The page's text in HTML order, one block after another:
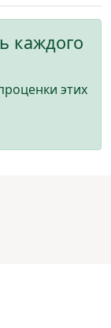
каждого
этих